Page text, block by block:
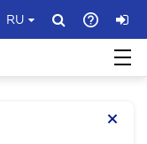
RU